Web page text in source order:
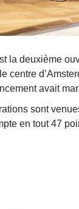
la deuxième
centre
avait
sont
en tout 47